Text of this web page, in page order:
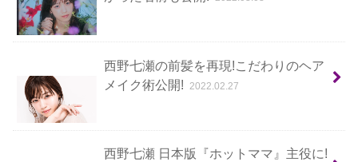
西野七瀬の前髪を再現!こだわりのヘア
メイク術公開!
2022.02.27
西野七瀬 日本版『ホットママ』主役に!